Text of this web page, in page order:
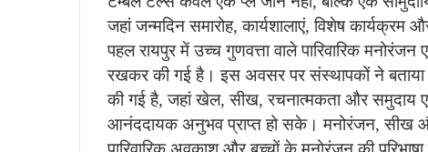
जहां जन्मदिन समारोह, कार्यशालाएं, विशेष कार्यक्रम
पहल रायपुर में उच्च गुणवत्ता वाले पारिवारिक
रखकर की गई है।इस अवसर पर संस्थापकों ने
की गई है, जहां खेल, सीख, रचनात्मकता और समुदाय
आनंददायक अनुभव प्राप्त हो सके।मनोरंजन, सीख